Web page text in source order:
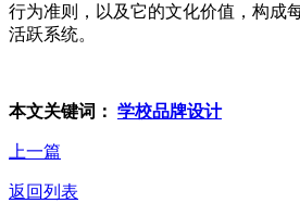
行为准则，以及它的文化价值，构成
活跃系统。
本文关键词： 学校品牌设计
上一篇
返回列表